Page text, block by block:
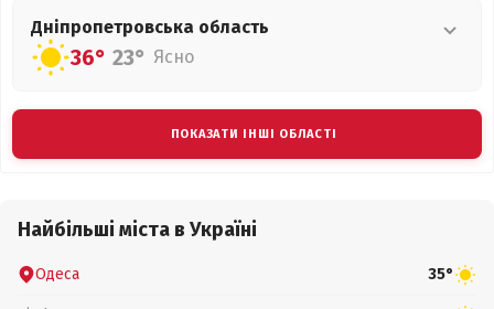
Дніпропетровська область
36° 23° Ясно
ПОКАЗАТИ ІНШІ ОБЛАСТІ
Найбільші міста в Україні
Одеса 35°